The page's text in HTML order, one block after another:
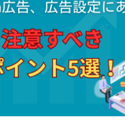
成できる時代、Google広告も例外で
。 実体験になりますが、以前パソコンで